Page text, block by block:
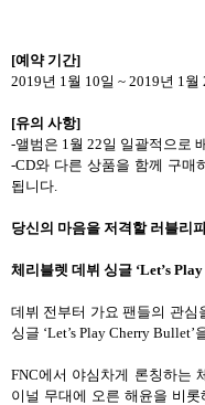
[예약 기간]
2019년 1 월 10일 ~ 2019년 1 월
[유의 사항]
-앨범은 1 월 22일 일괄적으로
-CD와 다른 상품을 함께 구매
됩니다
당신의 마음을 저격할 러블리
체리블렛 데뷔 싱글 ‘Let’s
데뷔 전부터 가요 팬들의 관심
싱글 ‘Let’s Play Cherry Bullet’
FNC에서 야심차게 론칭하는
이널 무대에 오른 해윤을 비롯